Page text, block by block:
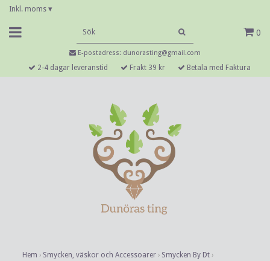
Inkl. moms ▾
0
E-postadress: dunorasting@gmail.com
2-4 dagar leveranstid Frakt 39 kr Betala med Faktura
Hem › Smycken, väskor och Accessoarer › Smycken By Dt ›